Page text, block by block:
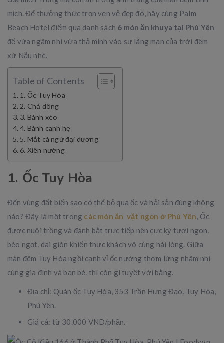
mịch. Để thưởng thức trọn vẹn vẻ đẹp đó, hãy cùng Palm
Beach Hotel điểm qua danh sách 6 món ăn khuya tại Phú Yên
để vừa ngâm nhi vừa thả mình vào sự lãng mạn của trời đêm
xứ Nẫu nhé.
Table of Contents
1. Ốc Tuy Hòa
2. Chả dông
3. Bánh xèo
4. Bánh canh hẹ
5. Mắt cá ngừ đại dương
6. Xiên nướng
1. Ốc Tuy Hòa
Đến vùng đất biển sao có thể bỏ qua ốc và hải sản đúng không
nào? Đây là một trong các món ăn vặt ngon ở Phú Yên, Ốc
được nuôi trồng và đánh bắt trực tiếp nên cực kỳ tươi ngon,
béo ngọt, dai giòn khiến thực khách vô cùng hài lòng. Giữa
màn đêm Tuy Hòa ngồi cạnh vỉ ốc nướng thơm lừng nhâm nhi
cùng gia đình và bạn bè, thì còn gì tuyệt vời bằng.
Địa chỉ: Quán ốc Tuy Hòa, 353 Trần Hưng Đạo, Tuy Hòa,
Phú Yên.
Giá cả: từ 30.000 VND/phần.